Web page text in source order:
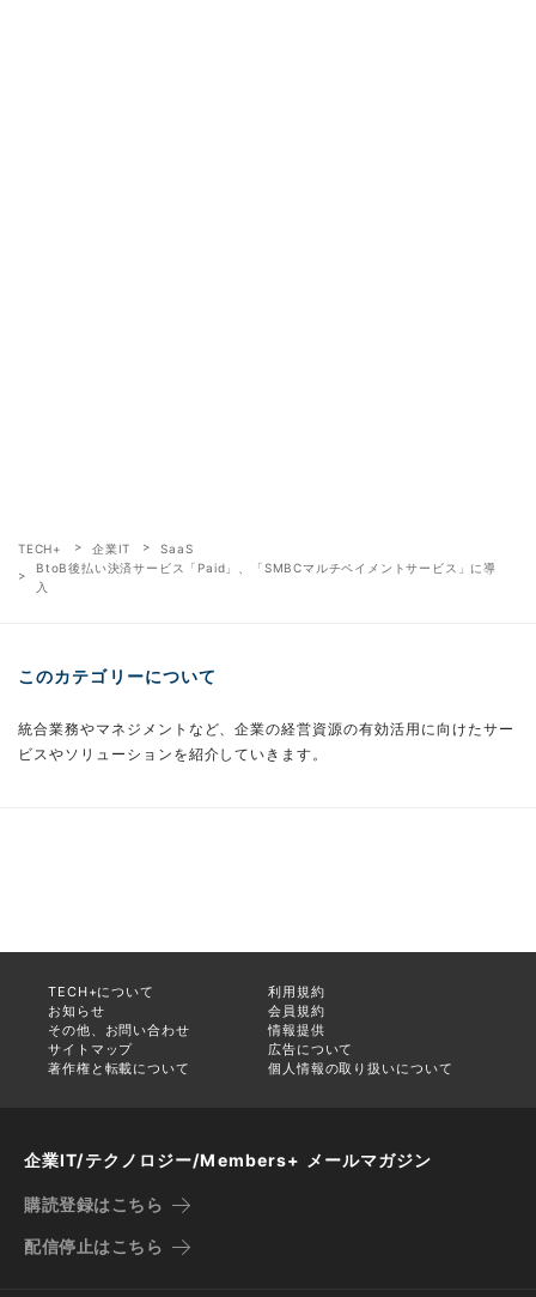
TECH+ 企業IT
SaaS
BtoB後払い決済サービス「Paid」、「SMBCマルチペイメントサービス」に導
入
このカテゴリーについて
統合業務やマネジメントなど、企業の経営資源の有効活用に向けたサー
ビスやソリューションを紹介していきます。
TECH+について
利用規約
お知らせ
会員規約
その他、お問い合わせ
情報提供
サイトマップ
広告について
著作権と転載について
個人情報の取り扱いについて
企業IT/テクノロジー/Members+ メールマガジン
購読登録はこちら
配信停止はこちら